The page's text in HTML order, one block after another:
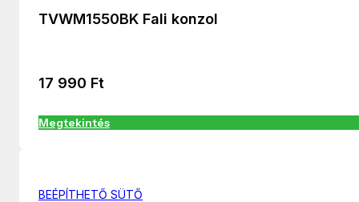
TVWM1550BK Fali konzol
17 990 Ft
Megtekintés
BEÉPÍTHETŐ SÜTŐ